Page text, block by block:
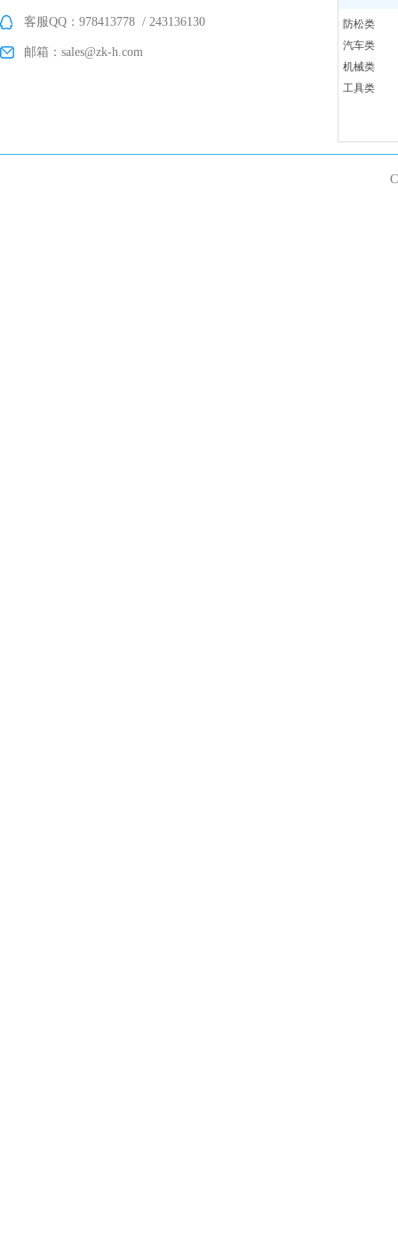
防松类
汽车类
机械类
工具类
客服QQ：978413778 / 243136130
邮箱：sales@zk-h.com